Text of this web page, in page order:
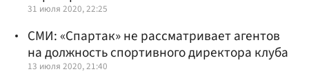
31 июля 2020, 22:25
СМИ: «Спартак» не рассматривает агентов
на должность спортивного директора клуба
13 июля 2020, 21:40